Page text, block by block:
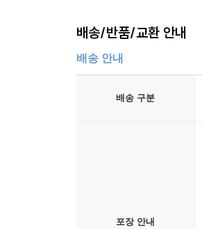
배송/반품/교환 안내
배송 안내
배송 구분
포장 안내